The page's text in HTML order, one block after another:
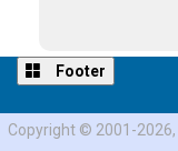
Footer
Copyright © 2001-2026,